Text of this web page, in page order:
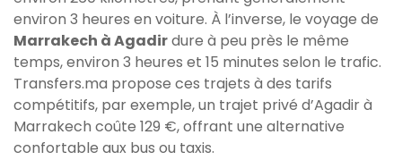
environ 3 heures en voiture. À l’inverse, le voyage de
Marrakech à Agadirdure à peu près le même
temps, environ 3 heures et 15 minutes selon le trafic.
Transfers.ma propose ces trajets à des tarifs
compétitifs, par exemple, un trajet privé d’Agadir à
Marrakech coûte 129 €, offrant une alternative
confortable aux bus ou taxis.